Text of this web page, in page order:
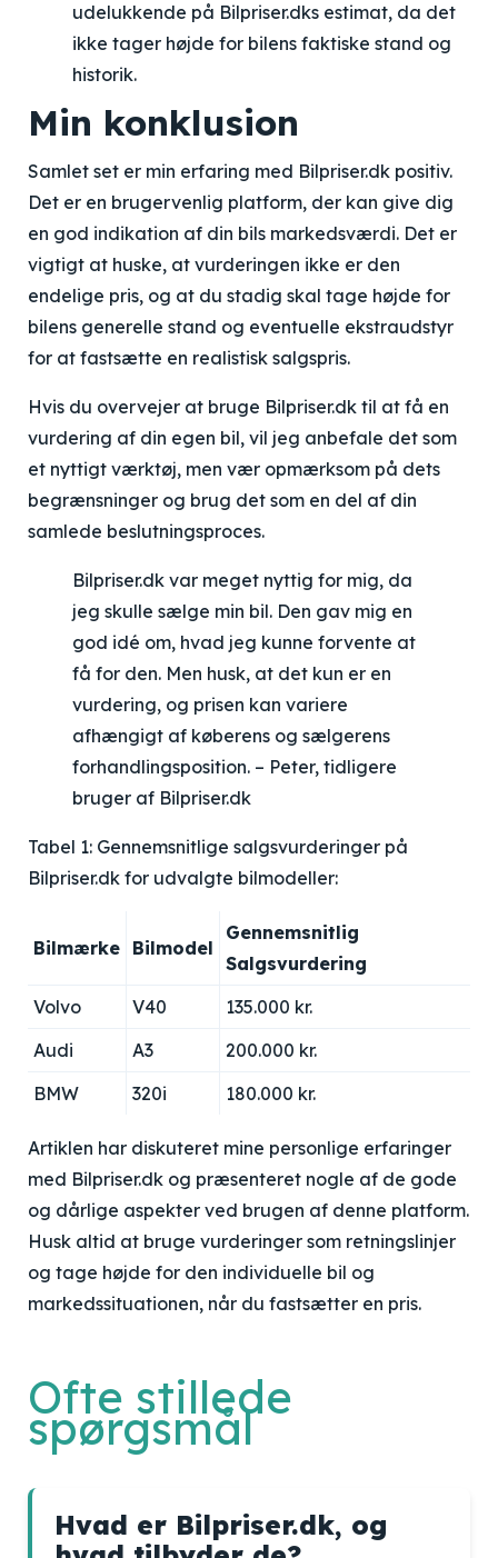
udelukkende på Bilpriser.dks estimat, da det
ikke tager højde for bilens faktiske stand og
historik.
Min konklusion
Samlet set er min erfaring med Bilpriser.dk positiv.
Det er en brugervenlig platform, der kan give dig
en god indikation af din bils markedsværdi. Det er
vigtigt at huske, at vurderingen ikke er den
endelige pris, og at du stadig skal tage højde for
bilens generelle stand og eventuelle ekstraudstyr
for at fastsætte en realistisk salgspris.
Hvis du overvejer at bruge Bilpriser.dk til at få en
vurdering af din egen bil, vil jeg anbefale det som
et nyttigt værktøj, men vær opmærksom på dets
begrænsninger og brug det som en del af din
samlede beslutningsproces.
Bilpriser.dk var meget nyttig for mig, da
jeg skulle sælge min bil. Den gav mig en
god idé om, hvad jeg kunne forvente at
få for den. Men husk, at det kun er en
vurdering, og prisen kan variere
afhængigt af køberens og sælgerens
forhandlingsposition. – Peter, tidligere
bruger af Bilpriser.dk
Tabel 1: Gennemsnitlige salgsvurderinger på
Bilpriser.dk for udvalgte bilmodeller:
Bilmærke Bilmodel
Gennemsnitlig
Salgsvurdering
Volvo
V40
135.000 kr.
Audi
A3
200.000 kr.
BMW
320i 180.000 kr.
Artiklen har diskuteret mine personlige erfaringer
med Bilpriser.dk og præsenteret nogle af de gode
og dårlige aspekter ved brugen af denne platform.
Husk altid at bruge vurderinger som retningslinjer
og tage højde for den individuelle bil og
markedssituationen, når du fastsætter en pris.
Ofte stillede
spørgsmål
Hvad er Bilpriser.dk, og